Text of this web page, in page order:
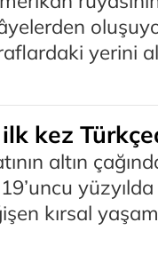
yerini
ilk kez
altın
19’uncu
kırsal